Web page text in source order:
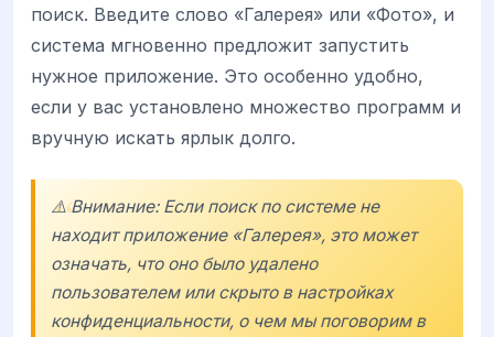
поиск. Введите слово «Галерея» или «Фото», и
система мгновенно предложит запустить
нужное приложение. Это особенно удобно,
если у вас установлено множество программ и
вручную искать ярлык долго.
⚠️ Внимание: Если поиск по системе не
находит приложение «Галерея», это может
означать, что оно было удалено
пользователем или скрыто в настройках
конфиденциальности, о чем мы поговорим в